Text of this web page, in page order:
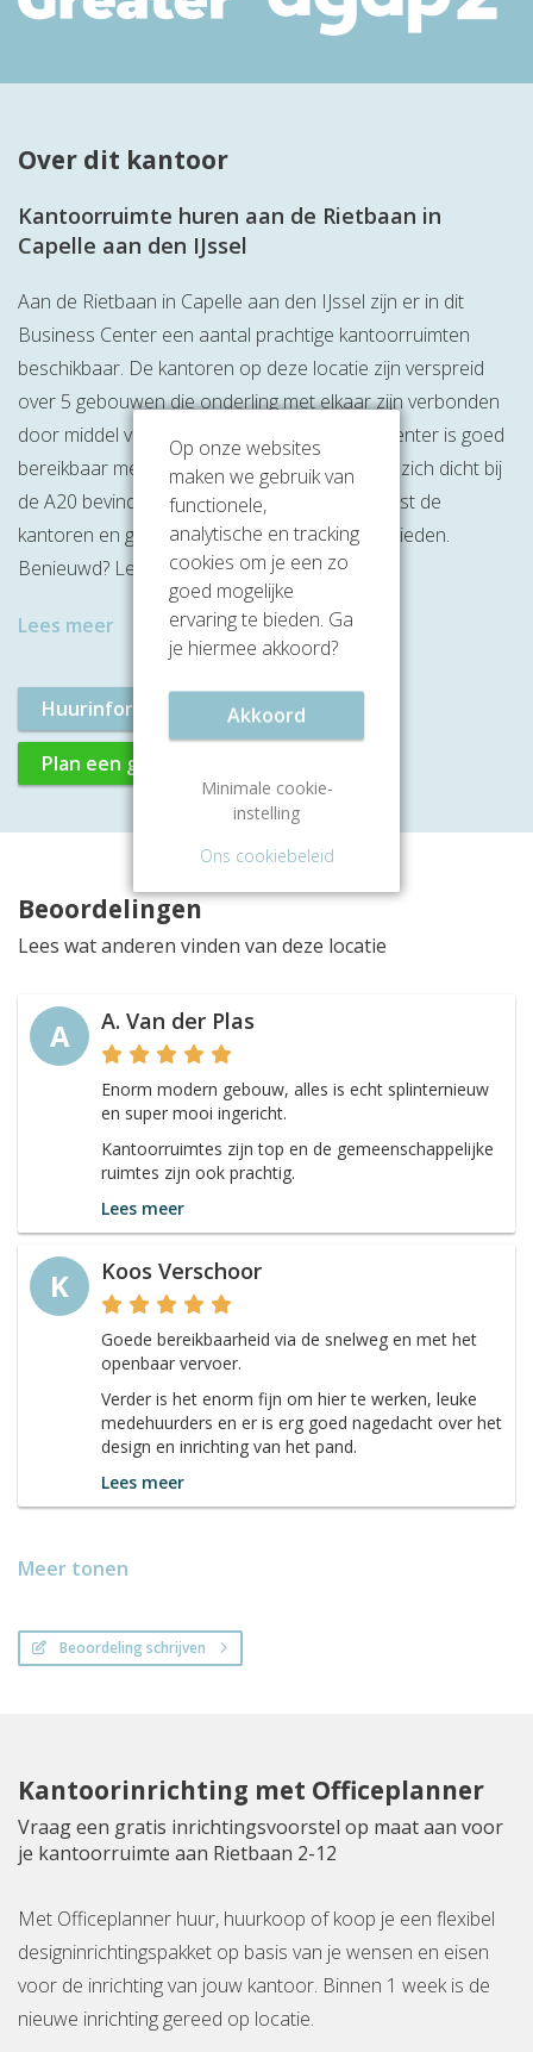
Over dit kantoor
Kantoorruimte huren aan de Rietbaan in
Capelle aan den IJssel
Aan de Rietbaan in Capelle aan den IJssel zijn er in dit
Business Center een aantal prachtige kantoorruimten
beschikbaar. De kantoren op deze locatie zijn verspreid
over 5 gebouwen die onderling met elkaar zijn verbonden
door middel van boardwalks. Het Business Center is goed
bereikbaar met de auto doordat deze locatie zich dicht bij
de A20 bevindt. Dit kantoorgebouw heeft naast de
kantoren en goede locatie nog veel meer te bieden.
Benieuwd? Lees dan snel verder!
Lees meer
Huurinformatie aanvragen
Plan een gratis rondleiding
Beoordelingen
Lees wat anderen vinden van deze locatie
A A. Van der Plas
Enorm modern gebouw, alles is echt splinternieuw
en super mooi ingericht.
Kantoorruimtes zijn top en de gemeenschappelijke
ruimtes zijn ook prachtig.
Lees meer
K Koos Verschoor
Goede bereikbaarheid via de snelweg en met het
openbaar vervoer.
Verder is het enorm fijn om hier te werken, leuke
medehuurders en er is erg goed nagedacht over het
design en inrichting van het pand.
Lees meer
Meer tonen
Beoordeling schrijven
Kantoorinrichting met Officeplanner
Vraag een gratis inrichtingsvoorstel op maat aan voor
je kantoorruimte aan Rietbaan 2-12
Met Officeplanner huur, huurkoop of koop je een flexibel
designinrichtingspakket op basis van je wensen en eisen
voor de inrichting van jouw kantoor. Binnen 1 week is de
nieuwe inrichting gereed op locatie.
Op onze websites
maken we gebruik van
functionele,
analytische en tracking
cookies om je een zo
goed mogelijke
ervaring te bieden. Ga
je hiermee akkoord?
Akkoord
Minimale cookie-
instelling
Ons cookiebeleid